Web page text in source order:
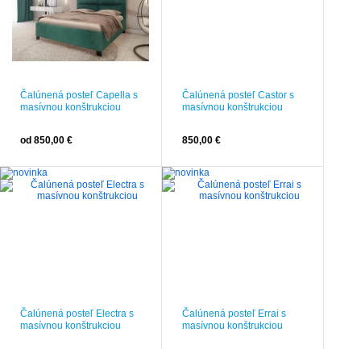
Čalúnená posteľ Capella s
masívnou konštrukciou
od 850,00 €
Čalúnená posteľ Castor s
masívnou konštrukciou
850,00 €
Čalúnená posteľ Electra s
masívnou konštrukciou
Čalúnená posteľ Errai s
masívnou konštrukciou